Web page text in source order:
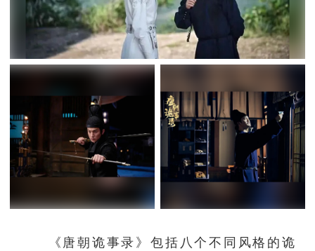
《唐朝诡事录》包括八个不同风格的诡